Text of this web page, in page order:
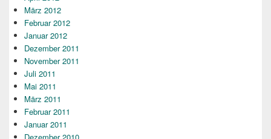
März 2012
Februar 2012
Januar 2012
Dezember 2011
November 2011
Juli 2011
Mai 2011
März 2011
Februar 2011
Januar 2011